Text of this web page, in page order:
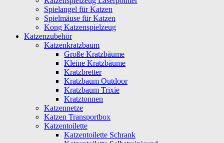
Spielangel für Katzen
Spielmäuse für Katzen
Kong Katzenspielzeug
Katzenzubehör
Katzenkratzbaum
Große Kratzbäume
Kleine Kratzbäume
Kratzbretter
Kratzbaum Outdoor
Kratzbaum Trixie
Kratztonnen
Katzennetze
Katzen Transportbox
Katzentoilette
Katzentoilette Schrank